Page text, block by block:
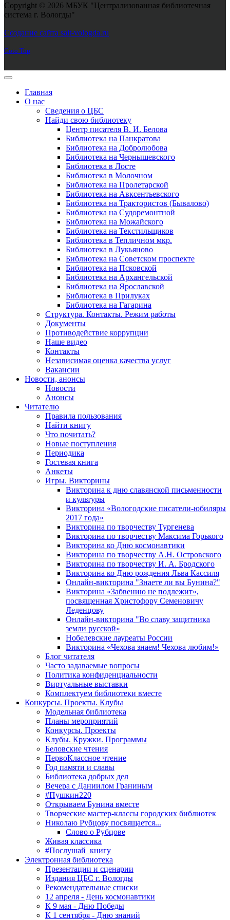
Copyright © 2026 МБУК "Централизованная библиотечная
система г. Вологды"
Создание сайта sait-vologda.ru
Goto Top
Главная
О нас
Сведения о ЦБС
Найди свою библиотеку
Центр писателя В. И. Белова
Библиотека на Панкратова
Библиотека на Добролюбова
Библиотека на Чернышевского
Библиотека в Лосте
Библиотека в Молочном
Библиотека на Пролетарской
Библиотека на Авксентьевского
Библиотека на Трактористов (Бывалово)
Библиотека на Судоремонтной
Библиотека на Можайского
Библиотека на Текстильщиков
Библиотека в Тепличном мкр.
Библиотека в Лукьяново
Библиотека на Советском проспекте
Библиотека на Псковской
Библиотека на Архангельской
Библиотека на Ярославской
Библиотека в Прилуках
Библиотека на Гагарина
Структура. Контакты. Режим работы
Документы
Противодействие коррупции
Наше видео
Контакты
Независимая оценка качества услуг
Вакансии
Новости, анонсы
Новости
Анонсы
Читателю
Правила пользования
Найти книгу
Что почитать?
Новые поступления
Периодика
Гостевая книга
Анкеты
Игры. Викторины
Викторина к дню славянской письменности
и культуры
Викторина «Вологодские писатели-юбиляры
2017 года»
Викторина по творчеству Тургенева
Викторина по творчеству Максима Горького
Викторина ко Дню космонавтики
Викторина по творчеству А.Н. Островского
Викторина по творчеству И. А. Бродского
Викторина ко Дню рождения Льва Кассиля
Онлайн-викторина "Знаете ли вы Бунина?"
Викторина «Забвению не подлежит»,
посвященная Христофору Семеновичу
Леденцову
Онлайн-викторина "Во славу защитника
земли русской»
Нобелевские лауреаты России
Викторина «Чехова знаем! Чехова любим!»
Блог читателя
Часто задаваемые вопросы
Политика конфиденциальности
Виртуальные выставки
Комплектуем библиотеки вместе
Конкурсы. Проекты. Клубы
Модельная библиотека
Планы мероприятий
Конкурсы. Проекты
Клубы. Кружки. Программы
Беловские чтения
ПервоКлассное чтение
Год памяти и славы
Библиотека добрых дел
Вечера с Даниилом Граниным
#Пушкин220
Открываем Бунина вместе
Творческие мастер-классы городских библиотек
Николаю Рубцову посвящается...
Слово о Рубцове
Живая классика
#Послушай_книгу
Электронная библиотека
Презентации и сценарии
Издания ЦБС г. Вологды
Рекомендательные списки
12 апреля - День космонавтики
К 9 мая - Дню Победы
К 1 сентября - Дню знаний